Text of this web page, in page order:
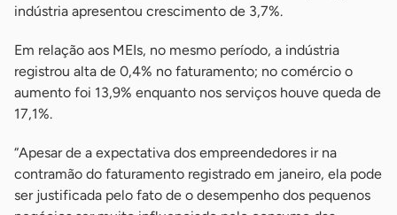
indústria apresentou crescimento de 3,7%.
Em relação aos MEIs, no mesmo período, a indústria
registrou alta de 0,4% no faturamento; no comércio o
aumento foi 13,9% enquanto nos serviços houve queda de
17,1%.
“Apesar de a expectativa dos empreendedores ir na
contramão do faturamento registrado em janeiro, ela pode
ser justificada pelo fato de o desempenho dos pequenos